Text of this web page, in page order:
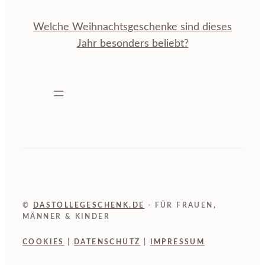
Welche Weihnachtsgeschenke sind dieses
Jahr besonders beliebt?
© DASTOLLEGESCHENK.DE
- FÜR FRAUEN,
MÄNNER & KINDER
COOKIES DATENSCHUTZ IMPRESSUM